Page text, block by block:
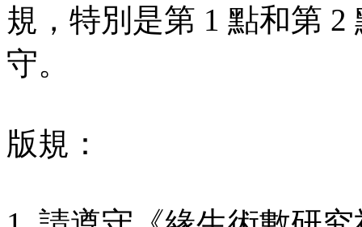
規，特別是第 1 點和第
守。
版規：